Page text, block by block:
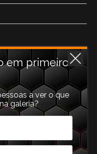
em primeiro
a ver o que
galeria?